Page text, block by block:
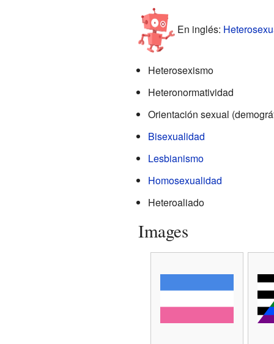
En inglés:
Heterosexismo
Heteronormatividad
Orientación sexual
Bisexualidad
Lesbianismo
Homosexualidad
Heteroaliado
Images